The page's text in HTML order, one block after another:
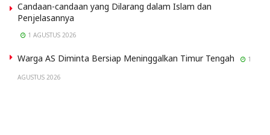
Candaan-candaan yang Dilarang dalam Islam dan
Penjelasannya
1 AGUSTUS 2026
Warga AS Diminta Bersiap Meninggalkan Timur Tengah 1
AGUSTUS 2026